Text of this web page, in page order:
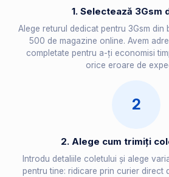
1. Selectează 3Gsm
Alege returul dedicat pentru 3Gsm din
500 de magazine online. Avem
completate pentru a-ți economisi
orice eroare de
2
2. Alege cum trimiți
Introdu detaliile coletului și alege
pentru tine: ridicare prin curier direct